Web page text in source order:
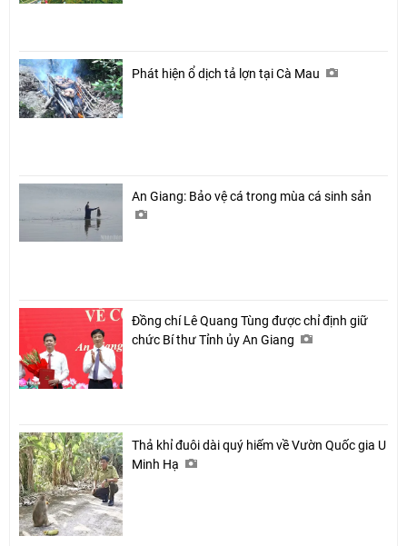
Phát hiện ổ dịch tả lợn tại Cà Mau
An Giang: Bảo vệ cá trong mùa cá sinh sản
Đồng chí Lê Quang Tùng được chỉ định giữ
chức Bí thư Tỉnh ủy An Giang
Thả khỉ đuôi dài quý hiếm về Vườn Quốc gia U
Minh Hạ